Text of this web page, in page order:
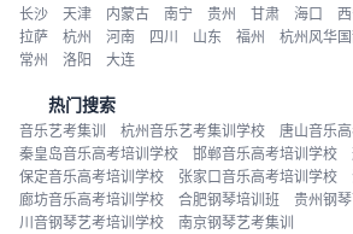
长沙
天津 内蒙古 南宁 贵州 甘肃 海口
拉萨
杭州 河南 四川 山东 福州 杭州风华
常州
洛阳 大连
热门搜索
音乐艺考集训 杭州音乐艺考集训学校
唐山音乐
秦皇岛音乐高考培训学校
邯郸音乐高考培训学校
保定音乐高考培训学校
张家口音乐高考培训学校
廊坊音乐高考培训学校
合肥钢琴培训班
贵州钢
川音钢琴艺考培训学校
南京钢琴艺考集训